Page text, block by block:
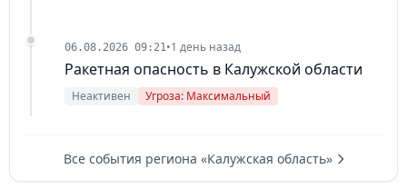
06.08.2026 09:21•1 день назад
Ракетная опасность в Калужской области
Неактивен Угроза: Максимальный
Все события региона «Калужская область»